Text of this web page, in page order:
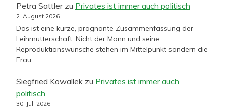
Petra Sattlerzu Privates ist immer auch politisch
2. August 2026
Das ist eine kurze, prägnante Zusammenfassung der
Leihmutterschaft. Nicht der Mann und seine
Reproduktionswünsche stehen im Mittelpunkt sondern die
Frau…
Siegfried Kowallek zu Privates ist immer auch
politisch
30. Juli 2026